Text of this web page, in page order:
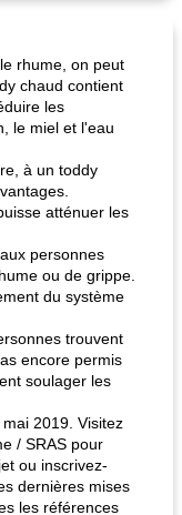
au cheddar rôti
rhume, on peut
chaud contient
les
le miel et l'eau
à un toddy
atténuer les
personnes
ou de grippe.
du système
trouvent
encore permis
soulager les
2019. Visitez
/ SRAS pour
ou inscrivez-
dernières mises
les références